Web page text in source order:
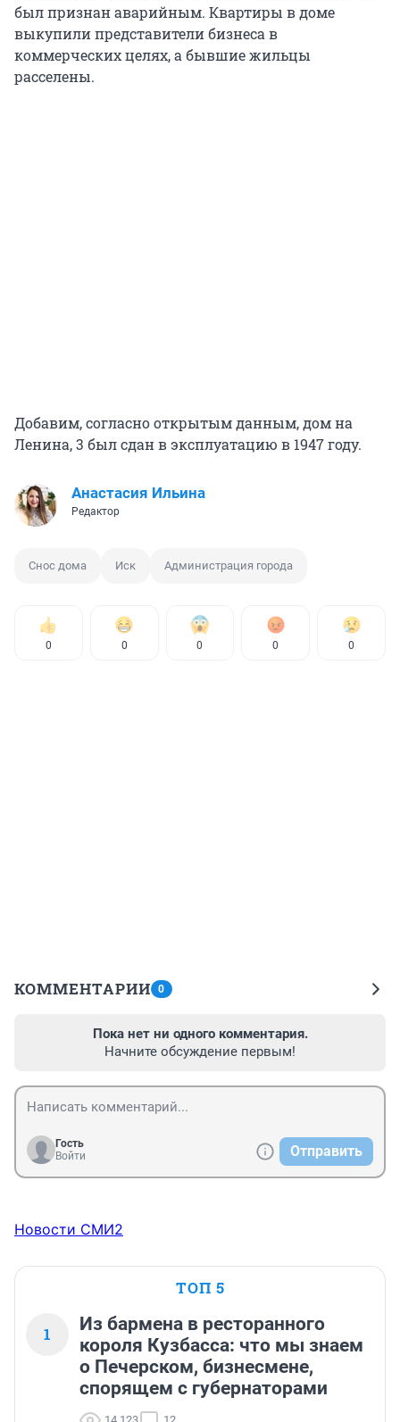
был признан аварийным. Квартиры в доме
выкупили представители бизнеса в
коммерческих целях, а бывшие жильцы
расселены.
Добавим, согласно открытым данным, дом на
Ленина, 3 был сдан в эксплуатацию в 1947 году.
Анастасия Ильина
Редактор
Снос дома Иск Администрация города
0 0 0 0 0
КОММЕНТАРИИ 0
Пока нет ни одного комментария.
Начните обсуждение первым!
Гость
Войти
Отправить
Новости СМИ2
ТОП 5
1
Из бармена в ресторанного
короля Кузбасса: что мы знаем
о Печерском, бизнесмене,
спорящем с губернаторами